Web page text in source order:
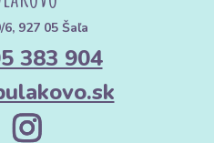
927 05 Šaľa
383 904